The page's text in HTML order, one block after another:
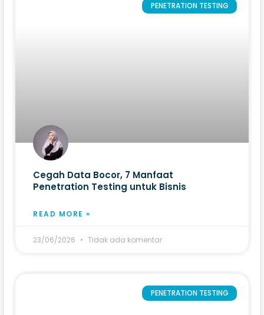
PENETRATION TESTING
Cegah Data Bocor, 7 Manfaat
Penetration Testing untuk Bisnis
READ MORE »
23/06/2026 Tidak ada komentar
PENETRATION TESTING